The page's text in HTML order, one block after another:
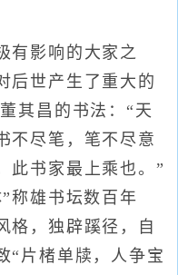
影响的大家之
后世产生了重大的
其昌的书法：“天
不尽笔，笔不尽意
此书家最上乘也。”
称雄书坛数百年
格，独辟蹊径，自
“片楮单牍，人争宝